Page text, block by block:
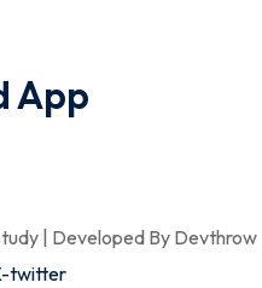
App
| Developed By Devthrow
twitter